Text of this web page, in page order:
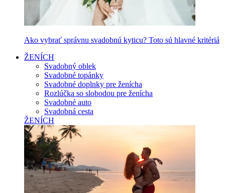
Ako vybrať správnu svadobnú kyticu? Toto sú hlavné kritériá
ŽENÍCH
Svadobný oblek
Svadobné topánky
Svadobné doplnky pre ženícha
Rozlúčka so slobodou pre ženícha
Svadobné auto
Svadobná cesta
ŽENÍCH